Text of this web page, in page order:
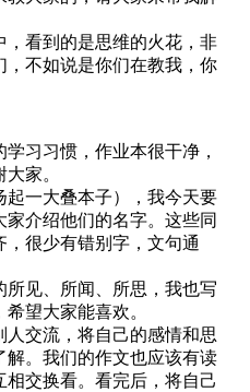
到的是思维的火花，非
不如说是你们在教我，你
习惯，作业本很干净，
家。
大叠本子），我今天要
介绍他们的名字。这些同
很少有错别字，文句通
、所闻、所思，我也写
望大家能喜欢。
流，将自己的感情和思
。我们的作文也应该有读
交换看。看完后，将自己